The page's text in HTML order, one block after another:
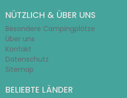
NÜTZLICH & ÜBER UNS
Besondere Campingplätze
Über uns
Kontakt
Datenschutz
Sitemap
BELIEBTE LÄNDER